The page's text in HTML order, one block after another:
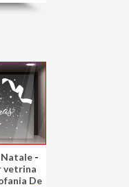
-
vetrina
De